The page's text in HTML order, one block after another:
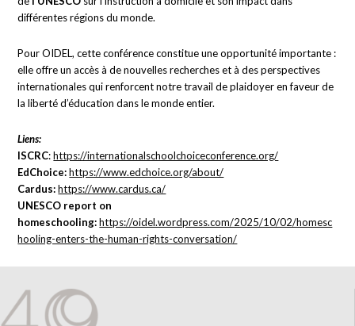
différentes régions du monde.
Pour OIDEL, cette conférence constitue une opportunité importante :
elle offre un accès à de nouvelles recherches et à des perspectives
internationales qui renforcent notre travail de plaidoyer en faveur de
la liberté d’éducation dans le monde entier.
Liens:
ISCRC:https://internationalschoolchoiceconference.org/
EdChoice: https://www.edchoice.org/about/
Cardus: https://www.cardus.ca/
UNESCO report on
homeschooling: https://oidel.wordpress.com/2025/10/02/homesc
hooling-enters-the-human-rights-conversation/